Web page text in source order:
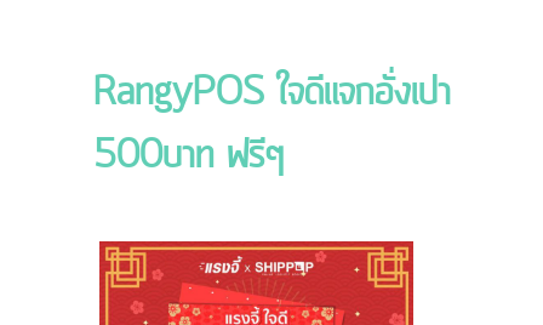
RangyPOS ใจดีแจกอั่งเปา
500บาท ฟรีๆ